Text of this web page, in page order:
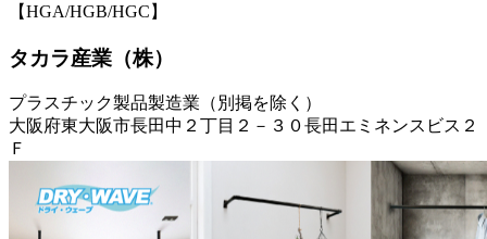
【HGA/HGB/HGC】
タカラ産業（株）
プラスチック製品製造業（別掲を除く）
大阪府東大阪市長田中２丁目２－３０長田エミネンスビス２
Ｆ